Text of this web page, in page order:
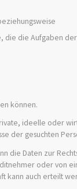
die die Aufgaben
können.
ideelle oder
der gesuchten
die Daten zur
oder von
kann auch erteilt